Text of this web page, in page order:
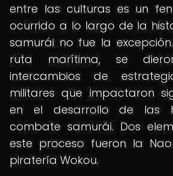
entre las culturas es un
ocurrido a lo largo de la
samurái no fue la
ruta marítima, se
intercambios de
militares que impactaron
en el desarrollo de las
combate samurái. Dos
este proceso fueron la
piratería Wokou.